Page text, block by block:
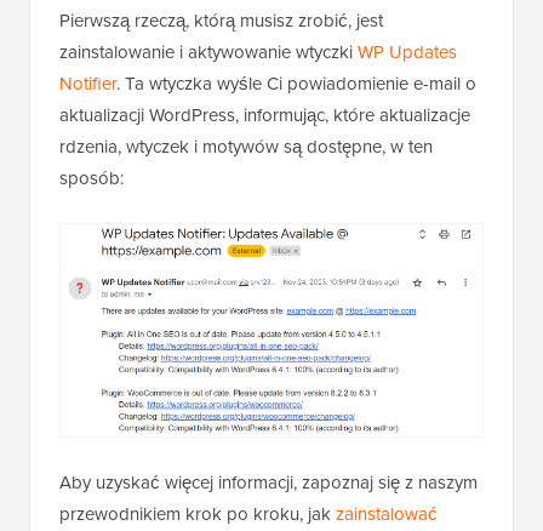
Pierwszą rzeczą, którą musisz zrobić, jest
zainstalowanie i aktywowanie wtyczkiWP Updates
Notifier. Ta wtyczka wyśle Ci powiadomienie e-mail o
aktualizacji WordPress, informując, które aktualizacje
rdzenia, wtyczek i motywów są dostępne, w ten
sposób:
Aby uzyskać więcej informacji, zapoznaj się z naszym
przewodnikiem krok po kroku, jakzainstalować